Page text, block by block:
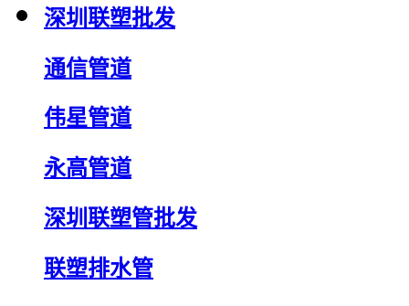
深圳联塑批发
通信管道
伟星管道
永高管道
深圳联塑管批发
联塑排水管